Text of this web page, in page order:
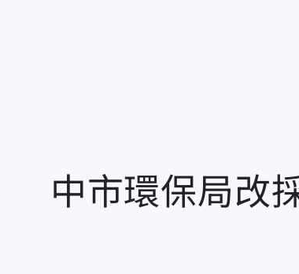
中市環保局改